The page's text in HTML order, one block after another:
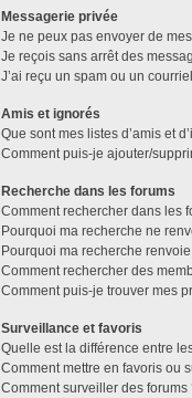
Messagerie privée
Je ne peux pas envoyer de
Je reçois sans arrêt des
J’ai reçu un spam ou un
Amis et ignorés
Que sont mes listes d’amis et
Comment puis-je ajouter/
Recherche dans les forums
Comment rechercher dans les
Pourquoi ma recherche ne
Pourquoi ma recherche
Comment rechercher des
Comment puis-je trouver mes
Surveillance et favoris
Quelle est la différence entre
Comment mettre en favoris ou
Comment surveiller des forums